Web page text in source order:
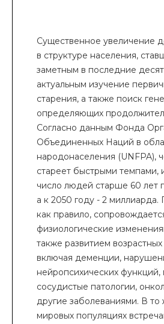
Существенное увеличение
в структуре населения,
заметным в последние
актуальным изучение
старения, а также поиск
определяющих
Согласно данным Фонда
Объединенных Наций в
народонаселения (UNFPA),
стареет быстрыми темпами,
число людей старше 60 лет
а к 2050 году - 2 миллиарда.
как правило,
физиологические
также развитием
включая деменции,
нейропсихических
сосудистые патологии,
другие заболеваниями. В то
мировых популяциях